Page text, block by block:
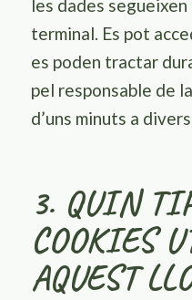
les dades
terminal. Es pot
es poden tractar
pel responsable de la
d’uns minuts a
3. QUIN
COOKIES
AQUEST